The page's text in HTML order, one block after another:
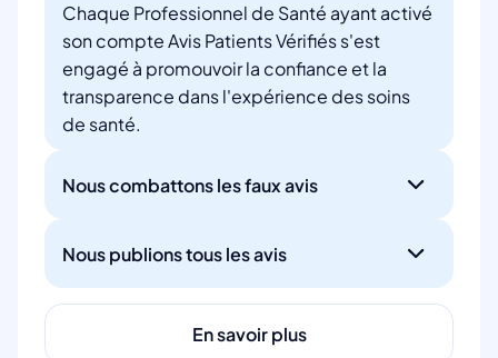
Chaque Professionnel de Santé ayant activé
son compte Avis Patients Vérifiés s'est
engagé à promouvoir la confiance et la
transparence dans l'expérience des soins
de santé.
Nous combattons les faux avis
Nous publions tous les avis
En savoir plus